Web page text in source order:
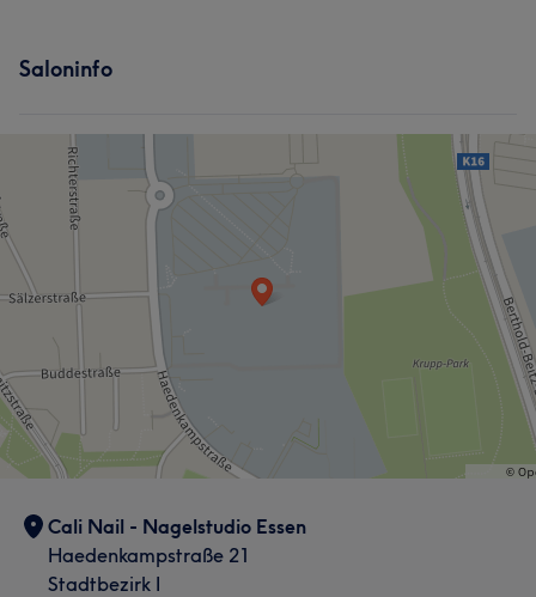
Saloninfo
Cali Nail - Nagelstudio Essen
Haedenkampstraße 21
Stadtbezirk I